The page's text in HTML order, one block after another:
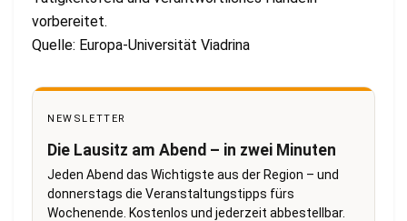
vorbereitet.
Quelle: Europa-Universität Viadrina
NEWSLETTER
Die Lausitz am Abend – in zwei Minuten
Jeden Abend das Wichtigste aus der Region – und
donnerstags die Veranstaltungstipps fürs
Wochenende. Kostenlos und jederzeit abbestellbar.